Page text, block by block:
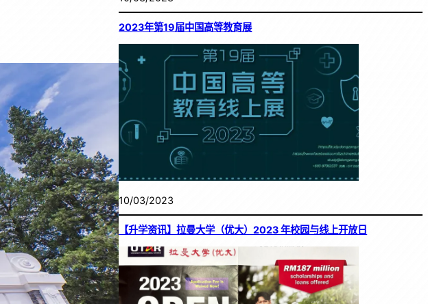
2023年第19届中国高等教育展
10/03/2023
【升学资讯】拉曼大学（优大）2023 年校园与线上开放日